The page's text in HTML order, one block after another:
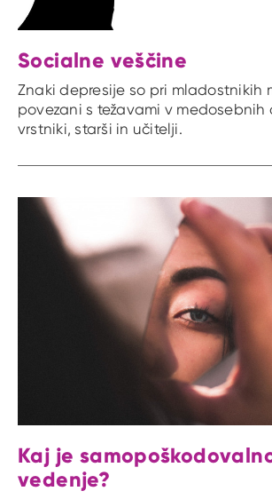
Socialne veščine
Znaki depresije so pri mladostnikih
povezani s težavami v medosebnih
vrstniki, starši in učitelji.
Kaj je
vedenje?